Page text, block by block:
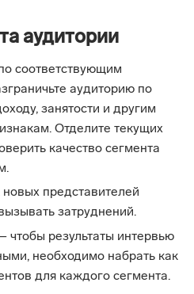
аудитории
соответствующим
аудиторию по
занятости и другим
Отделите текущих
качество сегмента
представителей
затруднений.
результаты интервью
необходимо набрать как
для каждого сегмента.